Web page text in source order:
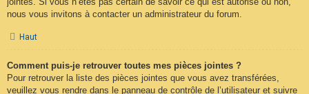
nous vous invitons à contacter un administrateur du forum.
Haut
Comment puis-je retrouver toutes mes pièces jointes ?
Pour retrouver la liste des pièces jointes que vous avez transférées,
veuillez vous rendre dans le panneau de contrôle de l’utilisateur et suivre